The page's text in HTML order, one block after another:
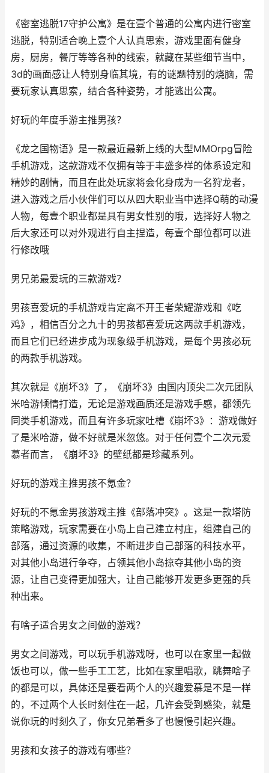
《密室逃脱17守护公寓》是在壹个普通的公寓内进行密室
逃脱，特别适合晚上壹个人认真思索，游戏里面有健身
房，厨房，餐厅等等各种的线索，就藏在某些细节当中，
3d的画面感让人特别身临其境，有的谜题特别的烧脑，需
要玩家认真思索，结合各种姿势，才能逃出公寓。
好玩的年度手游主推男孩？
《龙之国物语》是一款最近最新上线的大型MMOrpg冒险
手机游戏，这款游戏不仅拥有等于丰盛多样的体系设定和
精妙的剧情，而且在此处玩家将会化身成为一名狩龙者，
进入游戏之后小伙伴们可以从四大职业当中选择Q萌的动漫
人物，每壹个职业都是具有男女性别的哦，选择好人物之
后大家还可以对外观进行自主捏造，每壹个部位都可以进
行修改哦
男兄弟最爱玩的三款游戏？
男孩喜爱玩的手机游戏肯定离不开王者荣耀游戏和《吃
鸡》，相信百分之九十的男孩都喜爱玩这两款手机游戏，
而且它们已经进步成为现象级手机游戏，是每个男孩必玩
的两款手机游戏。
其次就是《崩坏3》了，《崩坏3》由国内顶尖二次元团队
米哈游倾情打造，无论是游戏画质还是游戏手感，都领先
同类手机游戏，而且有许多玩家吐槽《崩坏3》：游戏做好
了是米哈游，做不好就是米忽悠。对于任何壹个二次元爱
慕者而言，《崩坏3》的壁纸都是珍藏系列。
好玩的游戏主推男孩不氪金？
好玩的不氪金男孩游戏主推《部落冲突》。这是一款塔防
策略游戏，玩家需要在小岛上自己建立村庄，组建自己的
部落，通过资源的收集，不断进步自己部落的科技水平，
对其他小岛进行争夺，占领其他小岛掠夺其他小岛的资
源，让自己变得更加强大，让自己能够开发更多更强的兵
种出来。
有啥子适合男女之间做的游戏？
男女之间游戏，可以玩手机游戏呀，也可以在家里一起做
饭也可以，做一些手工工艺，比如在家里唱歌，跳舞啥子
的都是可以，具体还是要看两个人的兴趣爱慕是不是一样
的，不过两个人长时刻住在一起，几许会受到感染，就是
说你玩的时刻久了，你女兄弟看多了也慢慢引起兴趣。
男孩和女孩子的游戏有哪些？